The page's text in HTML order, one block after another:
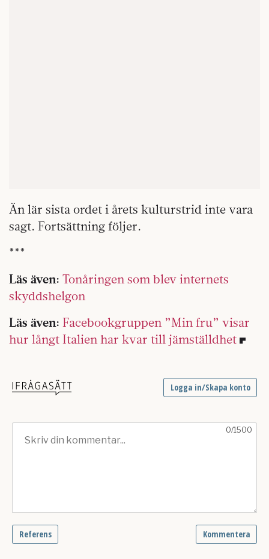
Än lär sista ordet i årets kulturstrid inte vara
sagt. Fortsättning följer.
​​***
Läs även: Tonåringen som blev internets
skyddshelgon
Läs även: Facebookgruppen ”Min fru” visar
hur långt Italien har kvar till jämställdhet